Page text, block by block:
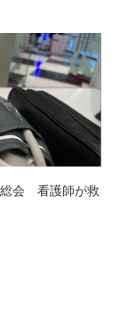
総会 看護師が救